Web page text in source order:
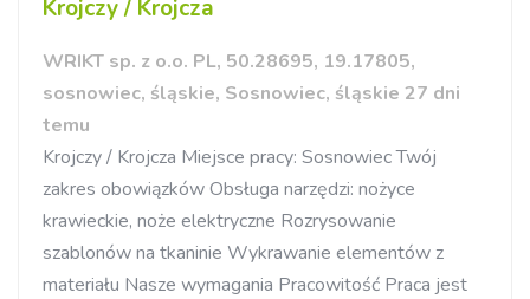
Krojczy / Krojcza
WRIKT sp. z o.o. PL, 50.28695, 19.17805,
sosnowiec, śląskie, Sosnowiec, śląskie 27 dni
temu
Krojczy / Krojcza Miejsce pracy: Sosnowiec Twój
zakres obowiązków Obsługa narzędzi: nożyce
krawieckie, noże elektryczne Rozrysowanie
szablonów na tkaninie Wykrawanie elementów z
materiału Nasze wymagania Pracowitość Praca jest